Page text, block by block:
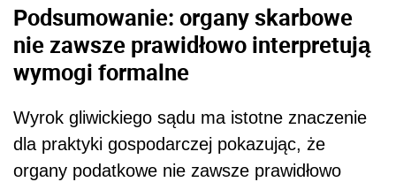
Podsumowanie: organy skarbowe
nie zawsze prawidłowo interpretują
wymogi formalne
Wyrok gliwickiego sądu ma istotne znaczenie
dla praktyki gospodarczej pokazując, że
organy podatkowe nie zawsze prawidłowo